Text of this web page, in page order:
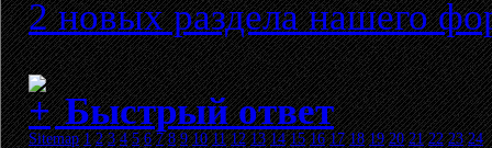
2 новых раздела нашего
Быстрый ответ
Sitemap 1 2 3 4 5 6 7 8 9 10 11 12 13 14 15 16 17 18 19 20 21 22 23 24